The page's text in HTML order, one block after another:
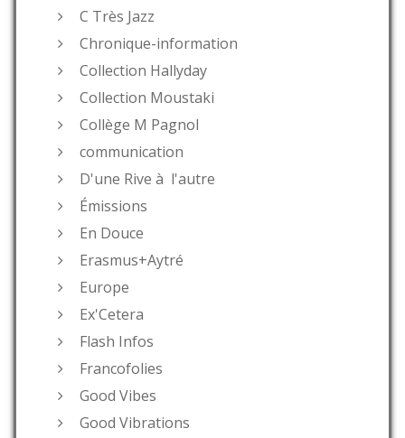
C Très Jazz
Chronique-information
Collection Hallyday
Collection Moustaki
Collège M Pagnol
communication
D'une Rive à l'autre
Émissions
En Douce
Erasmus+Aytré
Europe
Ex'Cetera
Flash Infos
Francofolies
Good Vibes
Good Vibrations